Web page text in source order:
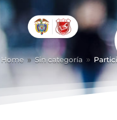
Home 9 Sin categoría 9